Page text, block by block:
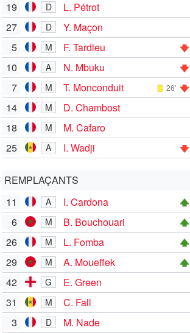
19
D
L. Pétrot
27
D
Y. Maçon
5
M F. Tardieu
10 A N. Mbuku
7 M T. Monconduit 26'
14 M
D. Chambost
18
M
M. Cafaro
25
A I. Wadji
REMPLAÇANTS
11
A I. Cardona
6 M B. Bouchouari
26 M L. Fomba
29 M A. Moueffek
42 G
E. Green
31
M
C. Fall
3
D M. Nade